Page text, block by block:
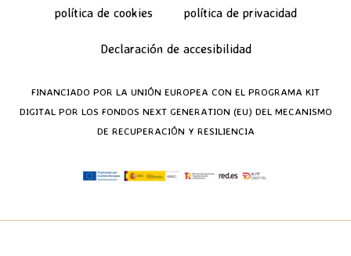
política de cookies política de privacidad
Declaración de accesibilidad
FINANCIADO POR LA UNIÓN EUROPEA CON EL PROGRAMA KIT
DIGITAL POR LOS FONDOS NEXT GENERATION (EU) DEL MECANISMO
DE RECUPERACIÓN Y RESILIENCIA